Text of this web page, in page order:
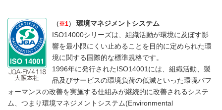
（※1）
環境マネジメントシステム
ISO14000シリーズは、組織活動が環境に及ぼす影
響を最小限にくい止めることを目的に定められた環
境に関する国際的な標準規格です。
1996年に発行されたISO14001には、組織活動、製
品及びサービスの環境負荷の低減といった環境パフ
ォーマンスの改善を実施する仕組みが継続的に改善されるシステ
ム、つまり環境マネジメントシステム(Environmental